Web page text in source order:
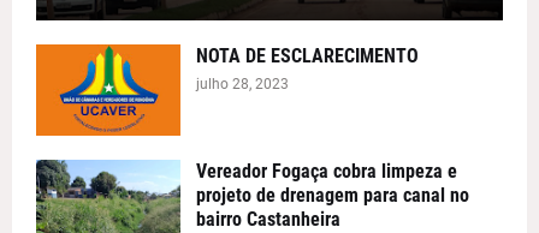
NOTA DE ESCLARECIMENTO
julho 28, 2023
Vereador Fogaça cobra limpeza e
projeto de drenagem para canal no
bairro Castanheira